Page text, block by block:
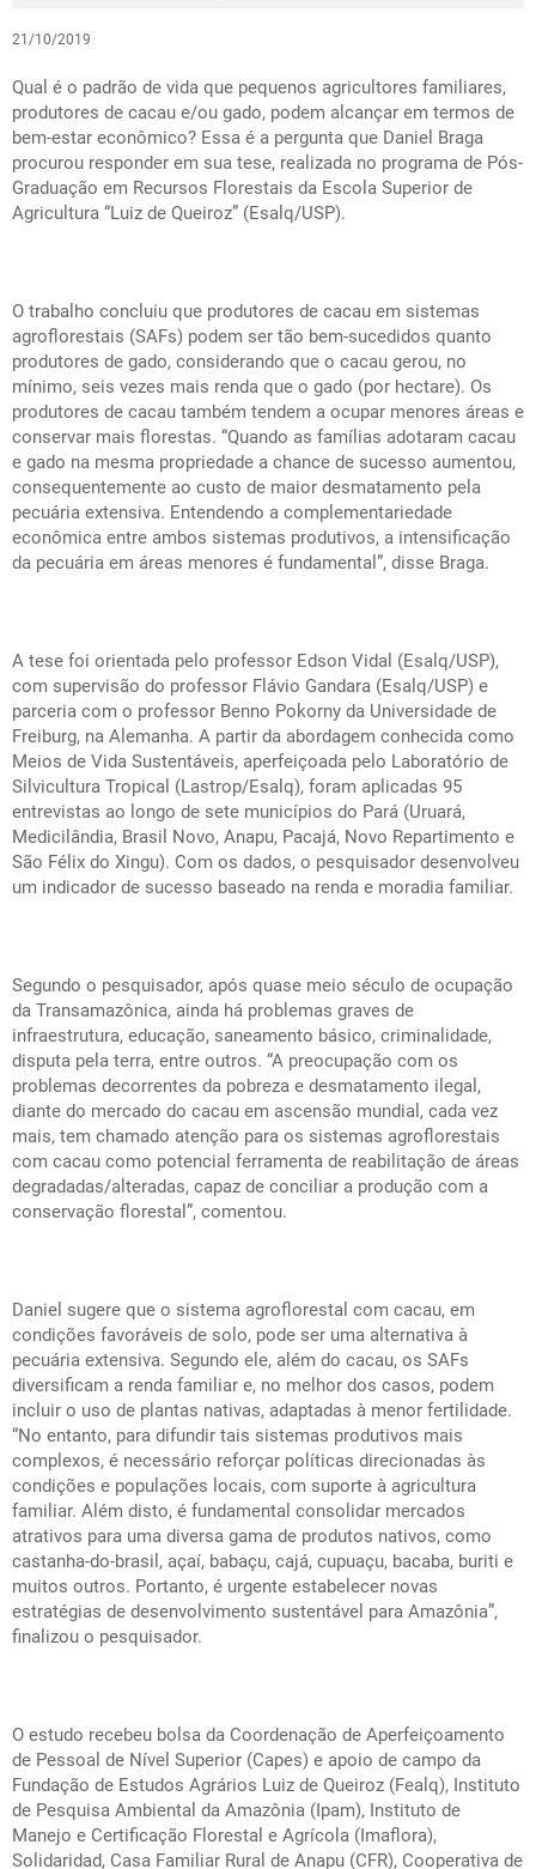
21/10/2019
Qual é o padrão de vida que pequenos agricultores familiares,
produtores de cacau e/ou gado, podem alcançar em termos de
bem-estar econômico? Essa é a pergunta que Daniel Braga
procurou responder em sua tese, realizada no programa de Pós-
Graduação em Recursos Florestais da Escola Superior de
Agricultura “Luiz de Queiroz” (Esalq/USP).
O trabalho concluiu que produtores de cacau em sistemas
agroflorestais (SAFs) podem ser tão bem-sucedidos quanto
produtores de gado, considerando que o cacau gerou, no
mínimo, seis vezes mais renda que o gado (por hectare). Os
produtores de cacau também tendem a ocupar menores áreas e
conservar mais florestas. “Quando as famílias adotaram cacau
e gado na mesma propriedade a chance de sucesso aumentou,
consequentemente ao custo de maior desmatamento pela
pecuária extensiva. Entendendo a complementariedade
econômica entre ambos sistemas produtivos, a intensificação
da pecuária em áreas menores é fundamental”, disse Braga.
A tese foi orientada pelo professor Edson Vidal (Esalq/USP),
com supervisão do professor Flávio Gandara (Esalq/USP) e
parceria com o professor Benno Pokorny da Universidade de
Freiburg, na Alemanha. A partir da abordagem conhecida como
Meios de Vida Sustentáveis, aperfeiçoada pelo Laboratório de
Silvicultura Tropical (Lastrop/Esalq), foram aplicadas 95
entrevistas ao longo de sete municípios do Pará (Uruará,
Medicilândia, Brasil Novo, Anapu, Pacajá, Novo Repartimento e
São Félix do Xingu). Com os dados, o pesquisador desenvolveu
um indicador de sucesso baseado na renda e moradia familiar.
Segundo o pesquisador, após quase meio século de ocupação
da Transamazônica, ainda há problemas graves de
infraestrutura, educação, saneamento básico, criminalidade,
disputa pela terra, entre outros. “A preocupação com os
problemas decorrentes da pobreza e desmatamento ilegal,
diante do mercado do cacau em ascensão mundial, cada vez
mais, tem chamado atenção para os sistemas agroflorestais
com cacau como potencial ferramenta de reabilitação de áreas
degradadas/alteradas, capaz de conciliar a produção com a
conservação florestal”, comentou.
Daniel sugere que o sistema agroflorestal com cacau, em
condições favoráveis de solo, pode ser uma alternativa à
pecuária extensiva. Segundo ele, além do cacau, os SAFs
diversificam a renda familiar e, no melhor dos casos, podem
incluir o uso de plantas nativas, adaptadas à menor fertilidade.
“No entanto, para difundir tais sistemas produtivos mais
complexos, é necessário reforçar políticas direcionadas às
condições e populações locais, com suporte à agricultura
familiar. Além disto, é fundamental consolidar mercados
atrativos para uma diversa gama de produtos nativos, como
castanha-do-brasil, açaí, babaçu, cajá, cupuaçu, bacaba, buriti e
muitos outros. Portanto, é urgente estabelecer novas
estratégias de desenvolvimento sustentável para Amazônia”,
finalizou o pesquisador.
O estudo recebeu bolsa da Coordenação de Aperfeiçoamento
de Pessoal de Nível Superior (Capes) e apoio de campo da
Fundação de Estudos Agrários Luiz de Queiroz (Fealq), Instituto
de Pesquisa Ambiental da Amazônia (Ipam), Instituto de
Manejo e Certificação Florestal e Agrícola (Imaflora),
Solidaridad, Casa Familiar Rural de Anapu (CFR), Cooperativa de